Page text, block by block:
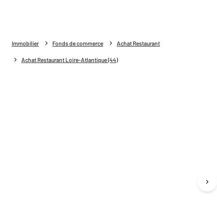
Immobilier Fonds de commerce Achat Restaurant
Achat Restaurant Loire-Atlantique (44)